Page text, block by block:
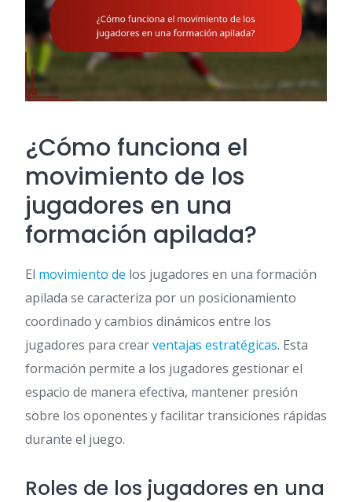
¿Cómo funciona el
movimiento de los
jugadores en una
formación apilada?
El movimiento de los jugadores en una formación
apilada se caracteriza por un posicionamiento
coordinado y cambios dinámicos entre los
jugadores para crearventajas estratégicas. Esta
formación permite a los jugadores gestionar el
espacio de manera efectiva, mantener presión
sobre los oponentes y facilitar transiciones rápidas
durante el juego.
Roles de los jugadores en una